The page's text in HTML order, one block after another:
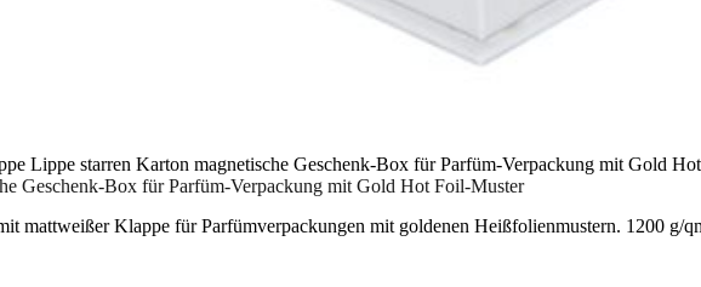
Lippe starren Karton magnetische Geschenk-Box für Parfüm-Verpackung mit Gold
Geschenk-Box für Parfüm-Verpackung mit Gold Hot Foil-Muster
mattweißer Klappe für Parfümverpackungen mit goldenen Heißfolienmustern. 1200 g/